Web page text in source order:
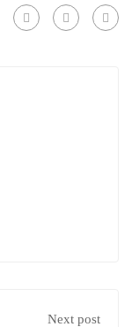
Next post